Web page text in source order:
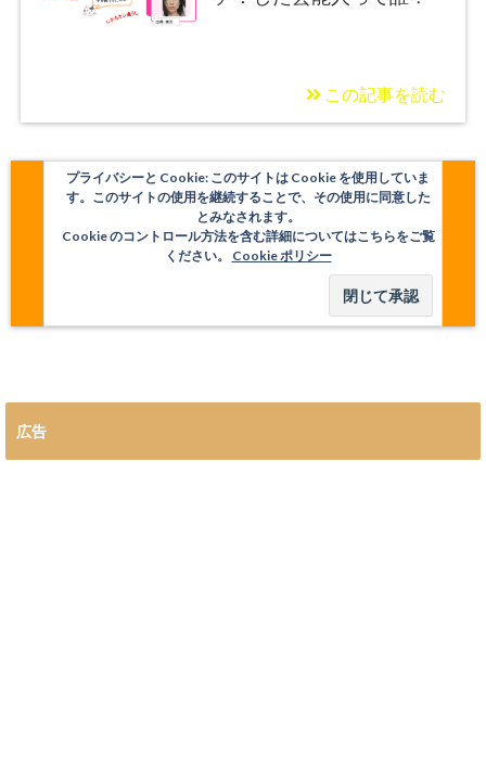
この記事を読む
プライバシーと Cookie: このサイトは Cookie を使用していま
す。このサイトの使用を継続することで、その使用に同意した
とみなされます。
Cookie のコントロール方法を含む詳細についてはこちらをご覧
ください。 Cookie ポリシー
広告